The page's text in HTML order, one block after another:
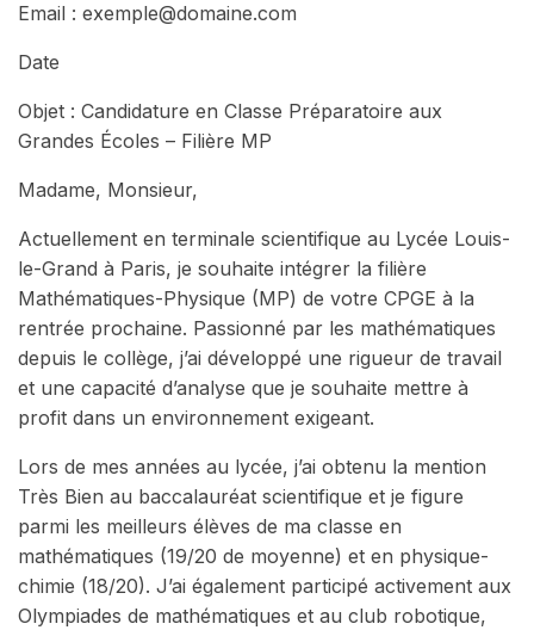
Email : exemple@domaine.com
Date
Objet : Candidature en Classe Préparatoire aux
Grandes Écoles – Filière MP
Madame, Monsieur,
Actuellement en terminale scientifique au Lycée Louis-
le-Grand à Paris, je souhaite intégrer la filière
Mathématiques-Physique (MP) de votre CPGE à la
rentrée prochaine. Passionné par les mathématiques
depuis le collège, j’ai développé une rigueur de travail
et une capacité d’analyse que je souhaite mettre à
profit dans un environnement exigeant.
Lors de mes années au lycée, j’ai obtenu la mention
Très Bien au baccalauréat scientifique et je figure
parmi les meilleurs élèves de ma classe en
mathématiques (19/20 de moyenne) et en physique-
chimie (18/20). J’ai également participé activement aux
Olympiades de mathématiques et au club robotique,